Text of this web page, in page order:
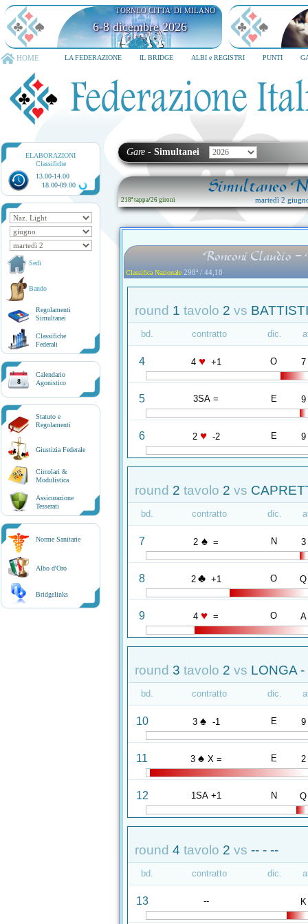
TORNEO CITTA' DI MILANO
6-8 dicembre 2026
HOME LA FEDERAZIONE IL BRIDGE ALBI e REGISTRI PUNTI
ELABORAZIONI
Classifiche
13.00-14.00
18.00-09.00
Sedi
Bando
Regolamenti
Simultanei
Classifiche
Federali
8
Calendario
Agonistico
Statuto e
Regolamenti
Giustizia Federale
Circolari &
Modulistica
Assicurazione
Tesserati
Norme Sanitarie
Albo d'Oro
Bridgelinks
Gare - Simultanei
Simultaneo
218ª tappa/26 gironi martedì 2
Ronconi Claudio -
Classifica Nazionale 298ª / 44,18
round 1 tavolo 2 vs
bd. contratto dic.
4 4 ♥ +1 O 7
5 3SA = E 9
6 2 ♥ -2 E 9
round 2 tavolo 2 vs
bd. contratto dic.
7 2 ♠ = N 3
8 2 ♣ +1 O Q
9 4 ♥ = O A
round 3 tavolo 2 vs LONGA
bd. contratto dic.
10 3 ♠ -1 E 9
11 3 ♠ X = E 2
12 1SA +1 N Q
round 4 tavolo 2 vs -- - --
bd. contratto dic.
13 -- K